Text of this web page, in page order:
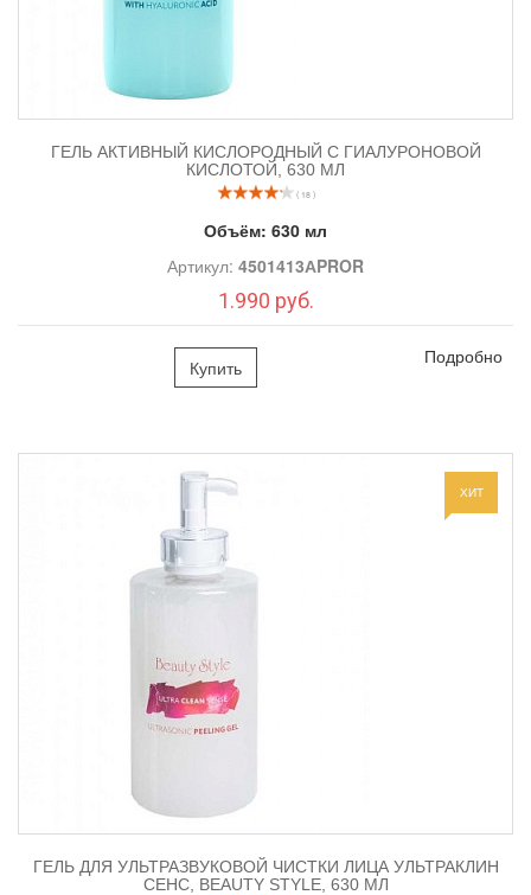
Производитель: Beauty Style
ГЕЛЬ АКТИВНЫЙ КИСЛОРОДНЫЙ С ГИАЛУРОНОВОЙ
КИСЛОТОЙ, 630 МЛ
( 18 )
Объём: 630 мл
Артикул: 4501413АPROR
1.990 руб.
Купить Подробно
ХИТ
ГЕЛЬ ДЛЯ УЛЬТРАЗВУКОВОЙ ЧИСТКИ ЛИЦА УЛЬТРАКЛИН
СЕНС, BEAUTY STYLE, 630 МЛ